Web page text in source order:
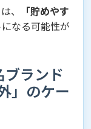
、
「貯めやす
なる可能性が
ランド
」のケー